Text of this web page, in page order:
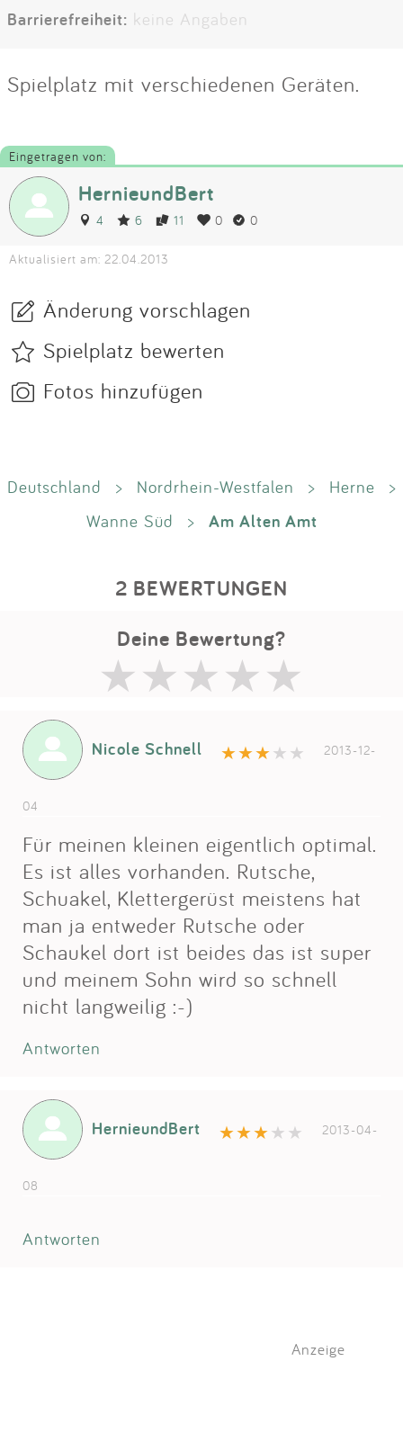
Barrierefreiheit: keine Angaben
Spielplatz mit verschiedenen Geräten.
Eingetragen von:
HernieundBert
4 6 11 0 0
Aktualisiert am: 22.04.2013
Änderung vorschlagen
Spielplatz bewerten
Fotos hinzufügen
Deutschland > Nordrhein-Westfalen > Herne
>
Wanne Süd
> Am Alten Amt
2 BEWERTUNGEN
Deine Bewertung?
Nicole Schnell 2013-12-
04
Für meinen kleinen eigentlich optimal.
Es ist alles vorhanden. Rutsche,
Schuakel, Klettergerüst meistens hat
man ja entweder Rutsche oder
Schaukel dort ist beides das ist super
und meinem Sohn wird so schnell
nicht langweilig :-)
Antworten
HernieundBert 2013-04-
08
Antworten
Anzeige